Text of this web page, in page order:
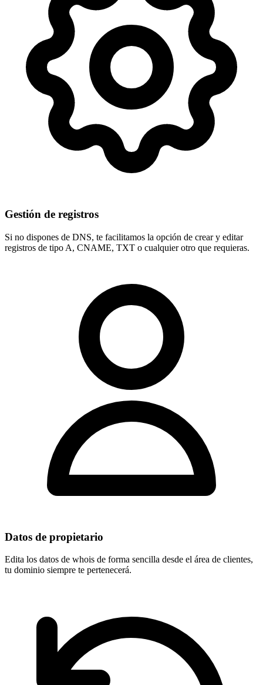
Gestión de registros
Si no dispones de DNS, te facilitamos la opción de crear y editar
registros de tipo A, CNAME, TXT o cualquier otro que requieras.
Datos de propietario
Edita los datos de whois de forma sencilla desde el área de clientes,
tu dominio siempre te pertenecerá.